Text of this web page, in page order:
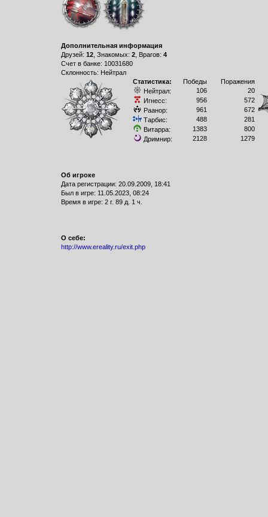
Дополнительная информация
Друзей: 12, Знакомых: 2, Врагов: 4
Счет в банке: 10031680
Склонность: Нейтрал
Статистика:
Победы
Поражения
Нейтрал:
106
20
Игнесс:
956
572
Раанор:
961
672
Тарбис:
488
281
Витарра:
1383
800
Дримнир:
2128 1279
Об игроке
Дата регистрации: 20.09.2009, 18:41
Был в игре: 11.05.2023, 08:24
Время в игре: 2 г. 89 д. 1 ч.
О себе:
http://www.ereality.ru/exit.php